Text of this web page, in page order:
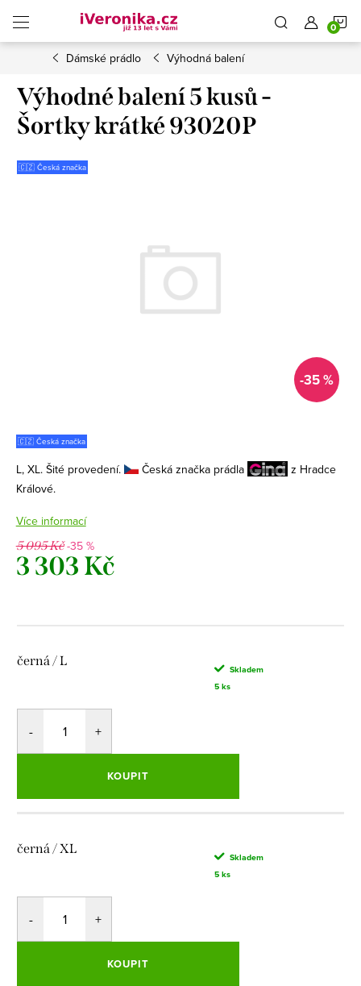
obsah
Dámské prádlo Výhodná balení
Výhodné balení 5 kusů -
Šortky krátké 93020P
🇨🇿 Česká značka
-35 %
🇨🇿 Česká značka
L, XL. Šité provedení. Česká značka prádla
z Hradce
Králové.
Více informací
5 095 Kč-35 %
3 303 Kč
černá / L
Skladem
5 ks
KOUPIT
černá / XL
Skladem
5 ks
KOUPIT